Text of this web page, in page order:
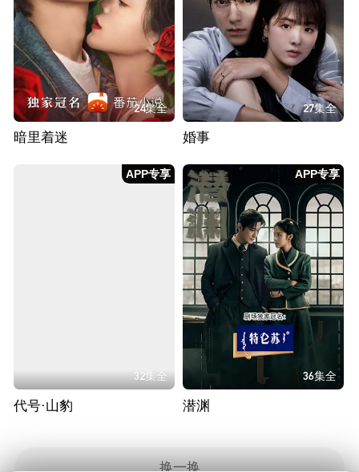
24集全
暗里着迷
27集全
婚事
APP专享
32集全
代号·山豹
APP专享
36集全
潜渊
换一换